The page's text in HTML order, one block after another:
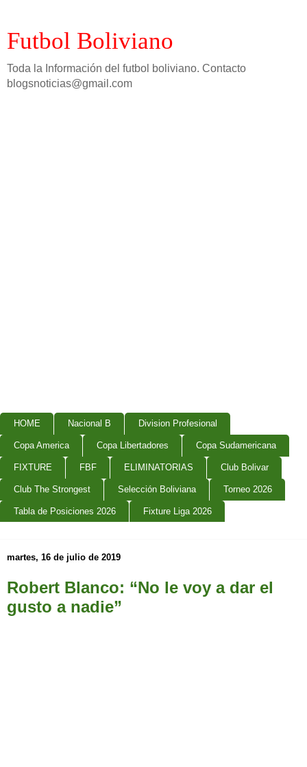
Futbol Boliviano
Toda la Información del futbol boliviano. Contacto
blogsnoticias@gmail.com
HOME Nacional B Division Profesional
Copa America Copa Libertadores Copa Sudamericana
FIXTURE FBF ELIMINATORIAS Club Bolivar
Club The Strongest Selección Boliviana Torneo 2026
Tabla de Posiciones 2026 Fixture Liga 2026
martes, 16 de julio de 2019
Robert Blanco: “No le voy a dar el
gusto a nadie”